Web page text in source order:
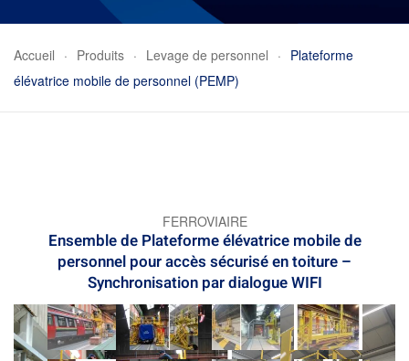
Accueil Produits Levage de personnel
Plateforme
élévatrice mobile de personnel (PEMP)
FERROVIAIRE
Ensemble de Plateforme élévatrice mobile de
personnel pour accès sécurisé en toiture –
Synchronisation par dialogue WIFI